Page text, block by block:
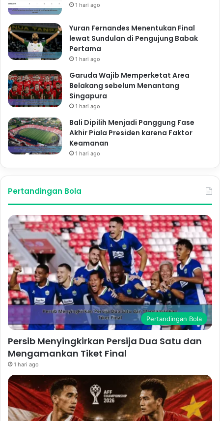
1 hari ago
Yuran Fernandes Menentukan Final
lewat Sundulan di Pengujung Babak
Pertama
1 hari ago
Garuda Wajib Memperketat Area
Belakang sebelum Menantang
Singapura
1 hari ago
Bali Dipilih Menjadi Panggung Fase
Akhir Piala Presiden karena Faktor
Keamanan
1 hari ago
Pertandingan Bola
Pertandingan Bola
Persib Menyingkirkan Persija Dua Satu dan
Mengamankan Tiket Final
1 hari ago